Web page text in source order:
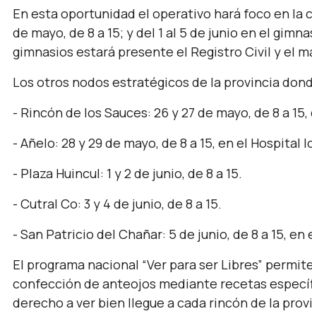
En esta oportunidad el operativo hará foco en la
de mayo, de 8 a 15; y del 1 al 5 de junio en el
gimnasios estará presente el Registro Civil y el
Los otros nodos estratégicos de la provincia
- Rincón de los Sauces: 26 y 27 de mayo, de 8 a
- Añelo: 28 y 29 de mayo, de 8 a 15, en el Hospital
- Plaza Huincul: 1 y 2 de junio, de 8 a 15.
- Cutral Co: 3 y 4 de junio, de 8 a 15.
- San Patricio del Chañar: 5 de junio, de 8 a 15,
El programa nacional “Ver para ser Libres”
confección de anteojos mediante recetas
derecho a ver bien llegue a cada rincón de la